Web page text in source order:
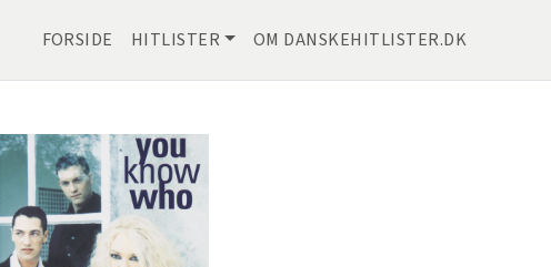
FORSIDE HITLISTER OM DANSKEHITLISTER.DK